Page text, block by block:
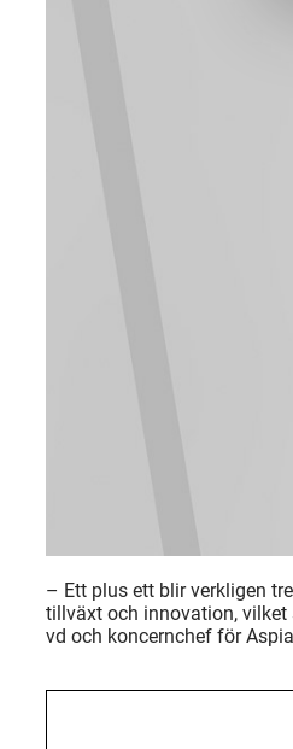
– Ett plus ett blir verkligen
tillväxt och innovation, vilket
vd och koncernchef för